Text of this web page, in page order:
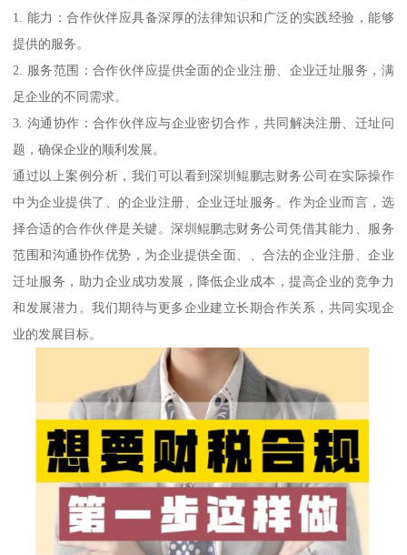
1. 能力：合作伙伴应具备深厚的法律知识和广泛的实践经验，能够
提供的服务。
2. 服务范围：合作伙伴应提供全面的企业注册、企业迁址服务，满
足企业的不同需求。
3. 沟通协作：合作伙伴应与企业密切合作，共同解决注册、迁址问
题，确保企业的顺利发展。
通过以上案例分析，我们可以看到深圳鲲鹏志财务公司在实际操作
中为企业提供了、的企业注册、企业迁址服务。作为企业而言，选
择合适的合作伙伴是关键。深圳鲲鹏志财务公司凭借其能力、服务
范围和沟通协作优势，为企业提供全面、、合法的企业注册、企业
迁址服务，助力企业成功发展，降低企业成本，提高企业的竞争力
和发展潜力。我们期待与更多企业建立长期合作关系，共同实现企
业的发展目标。